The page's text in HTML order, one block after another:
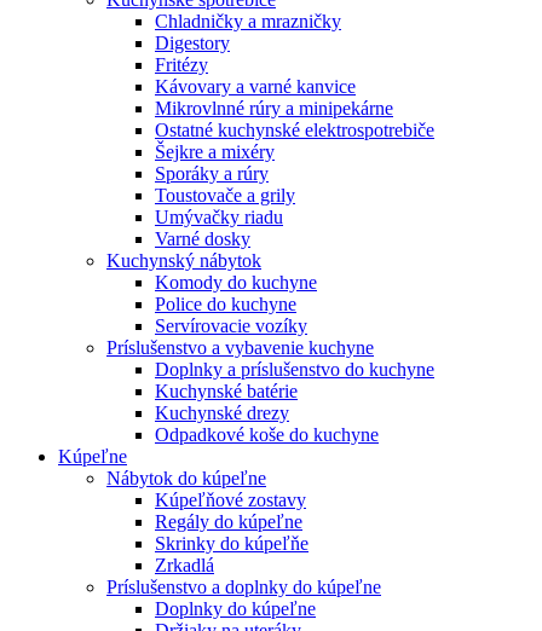
Chladničky a mrazničky
Digestory
Fritézy
Kávovary a varné kanvice
Mikrovlnné rúry a minipekárne
Ostatné kuchynské elektrospotrebiče
Šejkre a mixéry
Sporáky a rúry
Toustovače a grily
Umývačky riadu
Varné dosky
Kuchynský nábytok
Komody do kuchyne
Police do kuchyne
Servírovacie vozíky
Príslušenstvo a vybavenie kuchyne
Doplnky a príslušenstvo do kuchyne
Kuchynské batérie
Kuchynské drezy
Odpadkové koše do kuchyne
Kúpeľne
Nábytok do kúpeľne
Kúpeľňové zostavy
Regály do kúpeľne
Skrinky do kúpeľňe
Zrkadlá
Príslušenstvo a doplnky do kúpeľne
Doplnky do kúpeľne